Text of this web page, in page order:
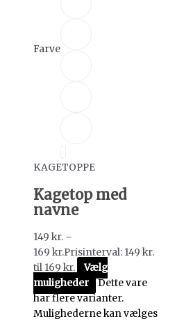
Farve
KAGETOPPE
Kagetop med
navne
149 kr. –
169 kr.Prisinterval: 149 kr.
til 169 kr.
Vælg
muligheder
Dette vare
har flere varianter.
Mulighederne kan vælges